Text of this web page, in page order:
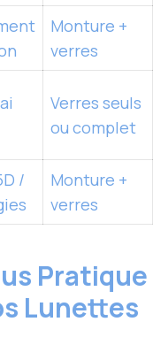
Monture +
verres
Verres seuls
ou complet
/
Monture +
verres
Pratique
Lunettes